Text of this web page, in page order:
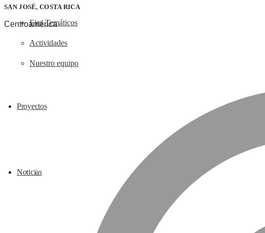
Ejes Temáticos
Actividades
Nuestro equipo
Proyectos
Noticias
SAN JOSÉ, COSTA RICA
Centroamérica